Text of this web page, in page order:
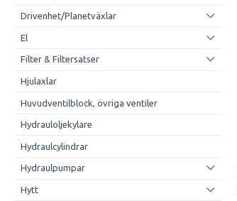
Drivenhet/Planetväxlar
El
Filter & Filtersatser
Hjulaxlar
Huvudventilblock, övriga ventiler
Hydrauloljekylare
Hydraulcylindrar
Hydraulpumpar
Hytt